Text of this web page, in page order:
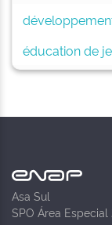
éducation de
Asa Sul
SPO Área Especial